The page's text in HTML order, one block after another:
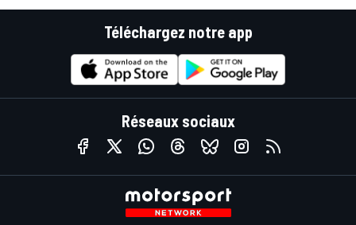
Téléchargez notre app
Réseaux sociaux